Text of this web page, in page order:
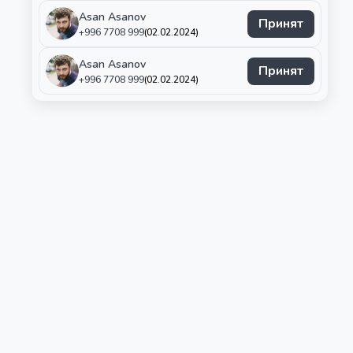
Asan Asanov
+996 7708 999(02.02.2024) Принят
Asan Asanov
+996 7708 999(02.02.2024) Принят